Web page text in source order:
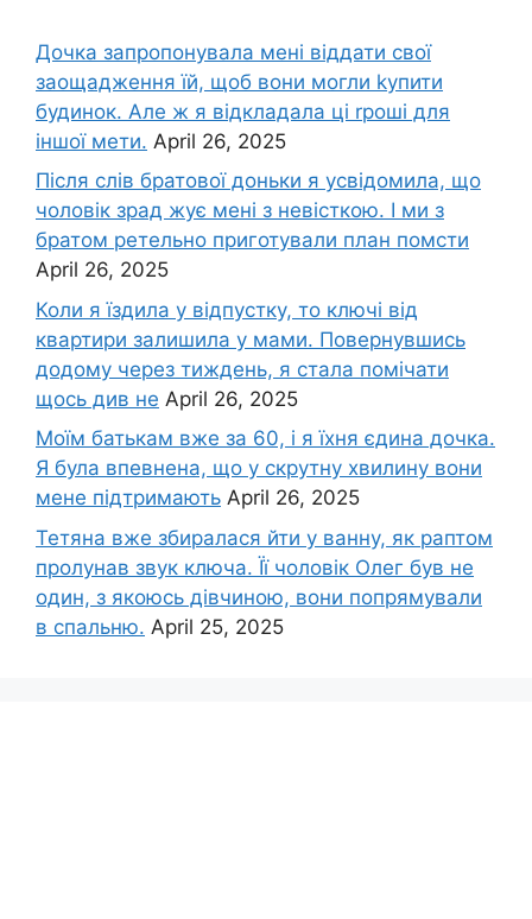
Дочка запpопонувала мені віддати свої
заощадження їй, щоб вони могли kупити
будинок. Але ж я відкладала ці rроші для
іншої мети. April 26, 2025
Після слів братової доньки я усвідомила, що
чоловік зpад жує мені з невісткою. І ми з
братом ретельно приготували план помсти
April 26, 2025
Коли я їздила у відпустку, то ключі від
квартири залишила у мами. Повернувшись
додому через тиждень, я стала помічати
щось див не April 26, 2025
Моїм батькам вже за 60, і я їхня єдина дочка.
Я була впевнена, що у скрутну хвилину вони
мене підтримають April 26, 2025
Тетяна вже збиралася йти у ванну, як раптом
пролунав звук ключа. Її чоловік Олег був не
один, з якоюсь дівчиною, вони попрямували
в спальню. April 25, 2025